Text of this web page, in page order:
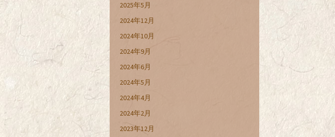
2025年5月
2024年12月
2024年10月
2024年9月
2024年6月
2024年5月
2024年4月
2024年2月
2023年12月